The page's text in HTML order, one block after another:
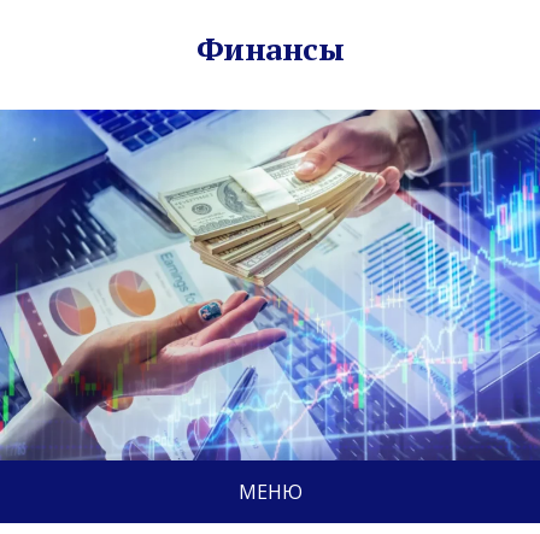
Финансы
МЕНЮ